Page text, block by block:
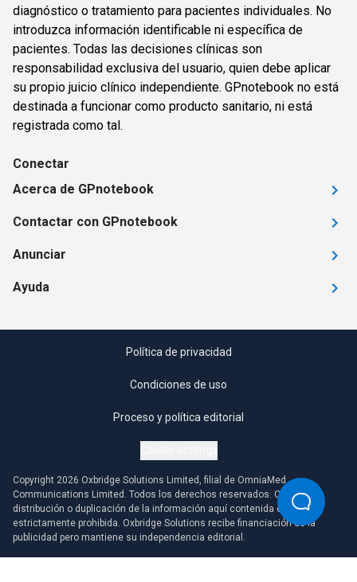
diagnóstico o tratamiento para pacientes individuales. No
introduzca información identificable ni específica de
pacientes. Todas las decisiones clínicas son
responsabilidad exclusiva del usuario, quien debe aplicar
su propio juicio clínico independiente. GPnotebook no está
destinada a funcionar como producto sanitario, ni está
registrada como tal.
Conectar
Acerca de GPnotebook
Contactar con GPnotebook
Anunciar
Ayuda
Política de privacidad
Condiciones de uso
Proceso y política editorial
Copyright 2026 Oxbridge Solutions Limited, filial de OmniaMed
Communications Limited. Todos los derechos reservados. Cualquier
distribución o duplicación de la información aquí contenida está
estrictamente prohibida. Oxbridge Solutions recibe financiación de la
publicidad pero mantiene su independencia editorial.